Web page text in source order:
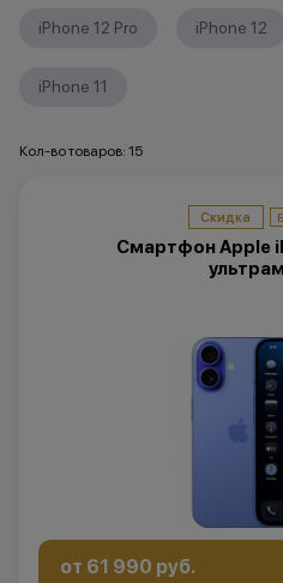
iPhone 12 Pro iPhone 12
iPhone 11
Кол-во товаров: 15
Скидка
Смартфон Apple
от 61 990 руб.